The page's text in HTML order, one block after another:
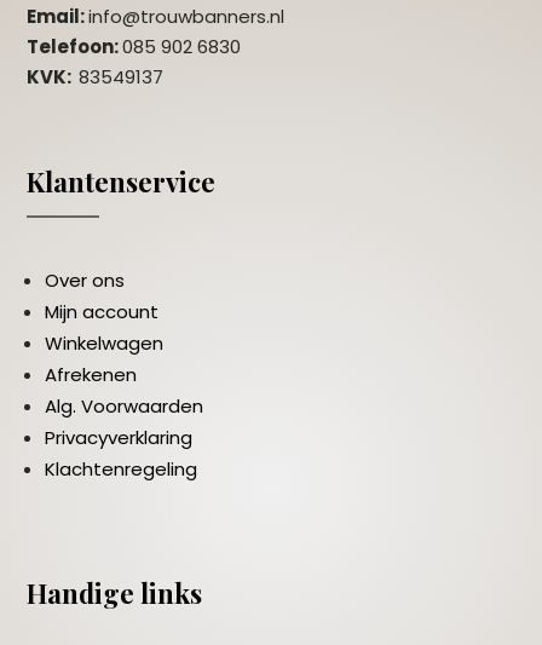
Email:info@trouwbanners.nl
Telefoon:085 902 6830
KVK:83549137
Klantenservice
Over ons
Mijn account
Winkelwagen
Afrekenen
Alg. Voorwaarden
Privacyverklaring
Klachtenregeling
Handige links